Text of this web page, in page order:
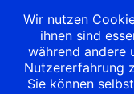
12 Sep.
6. Heilix-
12 Sep.
7. Heilix
Wir nutzen
ihnen sind
während andere
Nutzererfahrung
Sie können